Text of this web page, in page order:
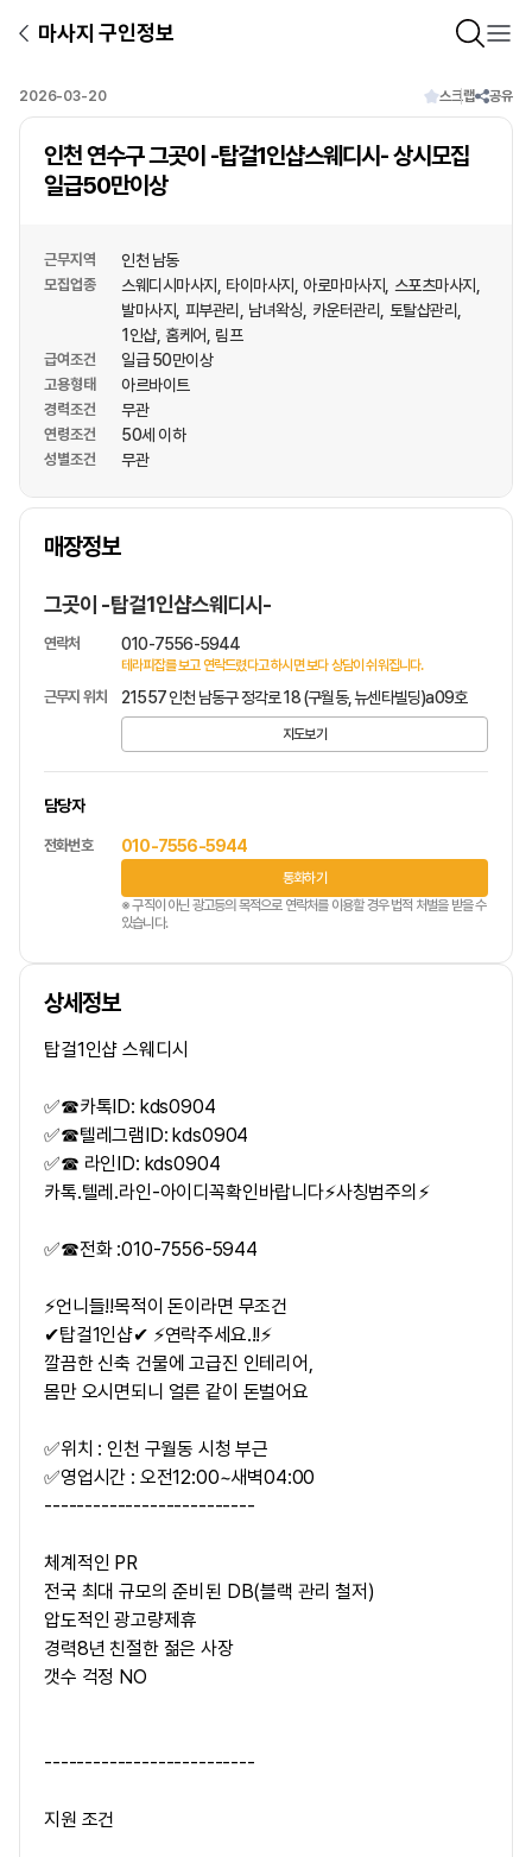
마사지 구인정보
2026-03-20 스크랩 공유
인천 연수구 그곳이 -탑걸1인샵스웨디시- 상시모집
일급50만이상
근무지역 인천 남동
모집업종 스웨디시마사지 타이마사지 아로마마사지
스포츠마사지
발마사지
피부관리 남녀왁싱 카운터관리
토탈샵관리
1인샵 홈케어 림프
급여조건 일급 50만이상
고용형태 아르바이트
경력조건 무관
연령조건 50세 이하
성별조건 무관
매장정보
상호명
그곳이 -탑걸1인샵스웨디시-
연락처 010-7556-5944
테라피잡를 보고 연락드렸다고 하시면 보다 상담이 쉬워집니다.
근무지 위치 21557 인천 남동구 정각로 18 (구월동, 뉴센타빌딩)a09호
지도보기
담당자
전화번호 010-7556-5944
통화하기
※ 구직이 아닌 광고등의 목적으로 연락처를 이용할 경우 법적 처벌을 받을 수
있습니다.
상세정보
탑걸1인샵 스웨디시
✅☎카톡ID: kds0904
✅☎텔레그램ID: kds0904
✅☎ 라인ID: kds0904
카톡.텔레.라인-아이디꼭확인바랍니다⚡사칭범주의⚡
✅☎전화 :010-7556-5944
⚡언니들!!목적이 돈이라면 무조건
✔탑걸1인샵✔ ⚡연락주세요.!!⚡
깔끔한 신축 건물에 고급진 인테리어,
몸만 오시면되니 얼른 같이 돈벌어요
✅위치 : 인천 구월동 시청 부근
✅영업시간 : 오전12:00~새벽04:00
--------------------------
체계적인 PR
전국 최대 규모의 준비된 DB(블랙 관리 철저)
압도적인 광고량제휴
경력8년 친절한 젊은 사장
갯수 걱정 NO
--------------------------
지원 조건